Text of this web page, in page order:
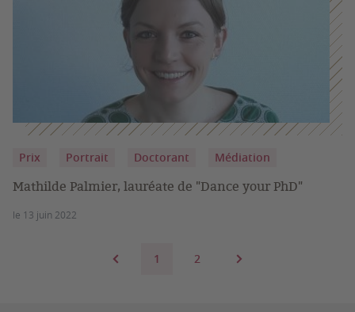
Prix Portrait Doctorant Médiation
Mathilde Palmier, lauréate de "Dance your PhD"
le 13 juin 2022
1 2